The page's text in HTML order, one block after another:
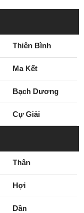
Thiên Bình
Ma Kết
Bạch Dương
Cự Giải
Thân
Hợi
Dần